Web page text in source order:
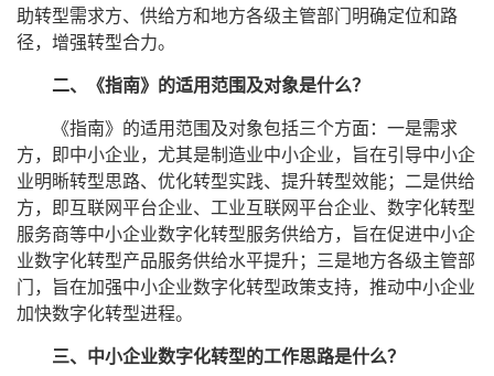
助转型需求方、供给方和地方各级主管部门明确定位和路
径，增强转型合力。
二、《指南》的适用范围及对象是什么？
《指南》的适用范围及对象包括三个方面：一是需求
方，即中小企业，尤其是制造业中小企业，旨在引导中小企
业明晰转型思路、优化转型实践、提升转型效能；二是供给
方，即互联网平台企业、工业互联网平台企业、数字化转型
服务商等中小企业数字化转型服务供给方，旨在促进中小企
业数字化转型产品服务供给水平提升；三是地方各级主管部
门，旨在加强中小企业数字化转型政策支持，推动中小企业
加快数字化转型进程。
三、中小企业数字化转型的工作思路是什么？